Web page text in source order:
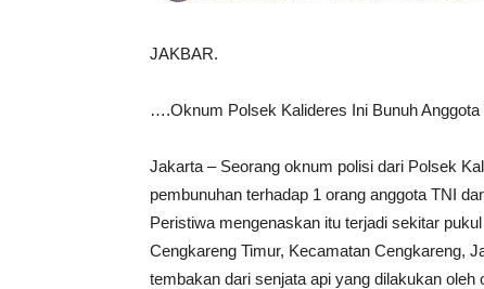
JAKBAR.
….Oknum Polsek Kalideres Ini Bunuh
Jakarta – Seorang oknum polisi dari Polsek
pembunuhan terhadap 1 orang anggota TNI
Peristiwa mengenaskan itu terjadi sekitar
Cengkareng Timur, Kecamatan Cengkareng,
tembakan dari senjata api yang dilakukan